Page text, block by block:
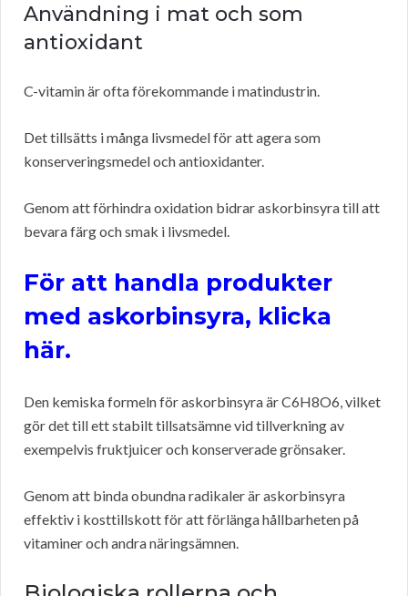
Användning i mat och som
antioxidant
C-vitamin är ofta förekommande i matindustrin.
Det tillsätts i många livsmedel för att agera som
konserveringsmedel och antioxidanter.
Genom att förhindra oxidation bidrar askorbinsyra till att
bevara färg och smak i livsmedel.
För att handla produkter
med askorbinsyra, klicka
här.
Den kemiska formeln för askorbinsyra är C6H8O6, vilket
gör det till ett stabilt tillsatsämne vid tillverkning av
exempelvis fruktjuicer och konserverade grönsaker.
Genom att binda obundna radikaler är askorbinsyra
effektiv i kosttillskott för att förlänga hållbarheten på
vitaminer och andra näringsämnen.